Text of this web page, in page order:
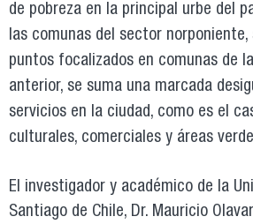
de pobreza en la principal urbe del
las comunas del sector norponiente,
puntos focalizados en comunas de
anterior, se suma una marcada
servicios en la ciudad, como es el
culturales, comerciales y áreas
El investigador y académico de la
Santiago de Chile, Dr. Mauricio